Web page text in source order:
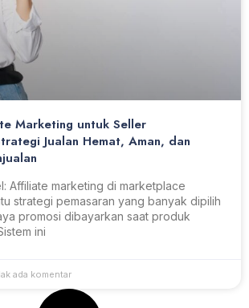
Marketing untuk Seller
Jualan Hemat, Aman, dan
Affiliate marketing di marketplace
strategi pemasaran yang banyak dipilih
promosi dibayarkan saat produk
ini
ada komentar